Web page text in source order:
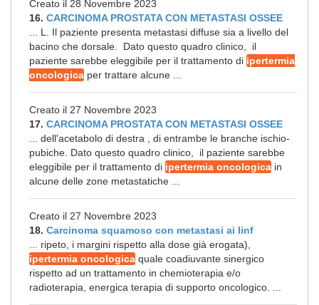
Creato il 28 Novembre 2023
16. CARCINOMA PROSTATA CON METASTASI OSSEE
... L. Il paziente presenta metastasi diffuse sia a livello del
bacino che dorsale. Dato questo quadro clinico, il
paziente sarebbe eleggibile per il trattamento di ipertermia
oncologica per trattare alcune ...
Creato il 27 Novembre 2023
17. CARCINOMA PROSTATA CON METASTASI OSSEE
... dell'acetabolo di destra , di entrambe le branche ischio-
pubiche. Dato questo quadro clinico, il paziente sarebbe
eleggibile per il trattamento di ipertermia oncologica in
alcune delle zone metastatiche ...
Creato il 27 Novembre 2023
18. Carcinoma squamoso con metastasi ai linf
... ripeto, i margini rispetto alla dose già erogata),
ipertermia oncologica quale coadiuvante sinergico
rispetto ad un trattamento in chemioterapia e/o
radioterapia, energica terapia di supporto oncologico. ...